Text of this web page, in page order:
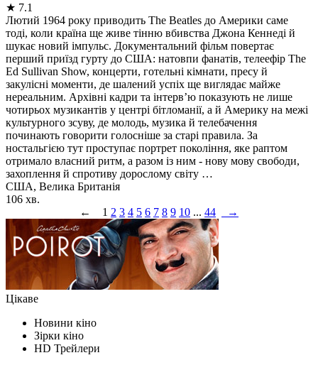
★ 7.1
Лютий 1964 року приводить The Beatles до Америки саме
тоді, коли країна ще живе тінню вбивства Джона Кеннеді й
шукає новий імпульс. Документальний фільм повертає
перший приїзд гурту до США: натовпи фанатів, телеефір The
Ed Sullivan Show, концерти, готельні кімнати, пресу й
закулісні моменти, де шалений успіх ще виглядає майже
нереальним. Архівні кадри та інтерв’ю показують не лише
чотирьох музикантів у центрі бітломанії, а й Америку на межі
культурного зсуву, де молодь, музика й телебачення
починають говорити голосніше за старі правила. За
ностальгією тут проступає портрет покоління, яке раптом
отримало власний ритм, а разом із ним - нову мову свободи,
захоплення й спротиву дорослому світу …
США, Велика Британія
106 хв.
←
1 2 3 4 5 6 7 8 9 10 ... 44 →
Цікаве
Новини кіно
Зірки кіно
HD Трейлери